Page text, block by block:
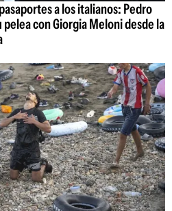
a los italianos: Pedro
con Giorgia Meloni desde la